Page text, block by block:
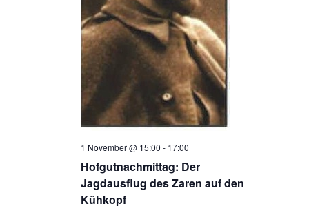
Hofgutnachmittag: Der
Jagdausflug des Zaren auf den
Kühkopf
1 November @ 15:00 - 17:00